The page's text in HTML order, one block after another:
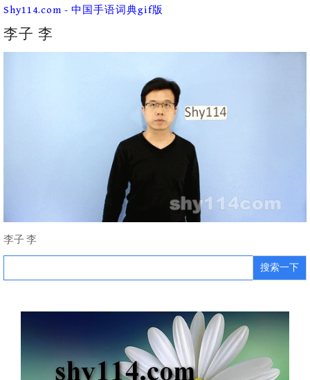
Skip
content
Shy114.com - 中国手语词典gif版
李子 李
李子 李
Search